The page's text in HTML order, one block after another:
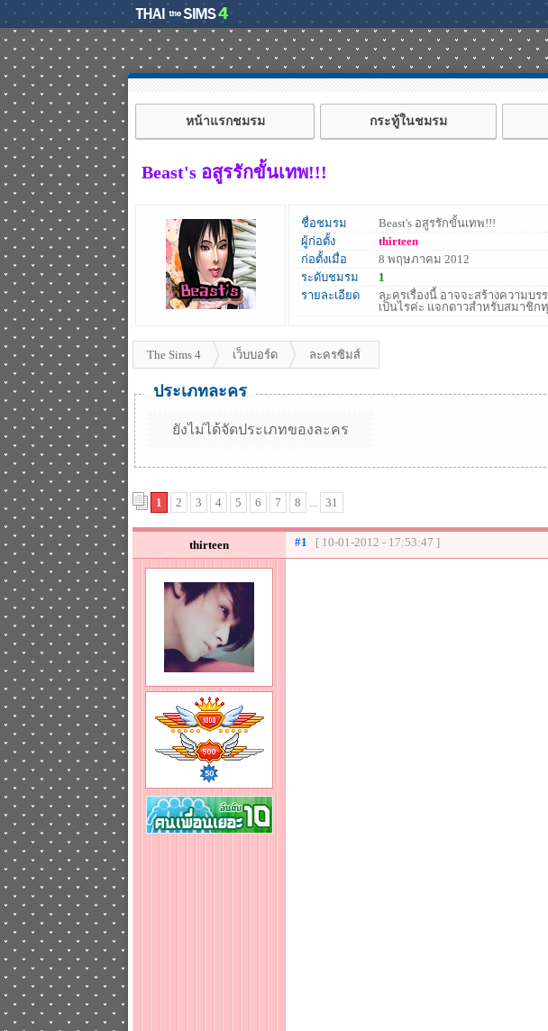
หน้าแรกชมรม กระทู้ในชมรม
Beast's อสูรรักขั้นเทพ!!!
ชื่อชมรม
Beast's อสูรรักขั้นเทพ!!!
ผู้ก่อตั้ง
thirteen
ก่อตั้งเมื่อ
8 พฤษภาคม 2012
ระดับชมรม
1
รายละเอียด
ละครเรื่องนี้ อาจจะสร้างความบ
เป็นไรค่ะ แจกดาวสำหรับสมาชิก
The Sims 4 เว็บบอร์ด ละครซิมส์
ประเภทละคร
ยังไม่ได้จัดประเภทของละคร
1 2 3 4 5 6 7 8 ... 31
thirteen #1 [ 10-01-2012 - 17:53:47 ]